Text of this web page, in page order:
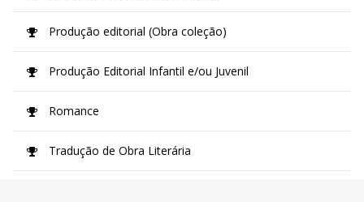
Produção editorial (Obra coleção)
Produção Editorial Infantil e/ou Juvenil
Romance
Tradução de Obra Literária